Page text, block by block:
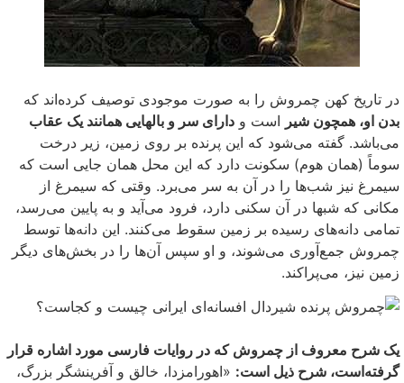
در تاریخ کهن چمروش را به صورت موجودی توصیف کرده‌اند که
بدن او، همچون شیر است و دارای سر و بالهایی همانند یک عقاب
می‌باشد. گفته می‌شود که این پرنده بر روی زمین، زیر درخت
سوماً (همان هوم) سکونت دارد که این محل همان جایی است که
سیمرغ نیز شب‌ها را در آن به سر می‌برد. وقتی که سیمرغ از
مکانی که شبها در آن سکنی دارد، فرود می‌آید و به پایین می‌رسد،
تمامی دانه‌های رسیده بر زمین سقوط می‌کنند. این دانه‌ها توسط
چمروش جمع‌آوری می‌شوند، و او سپس آن‌ها را در بخش‌های دیگر
زمین نیز، می‌پراکند.
یک شرح معروف از چمروش که در روایات فارسی مورد اشاره قرار
گرفته‌است، شرح ذیل است: «اهورامزدا، خالق و آفرینشگر بزرگ،